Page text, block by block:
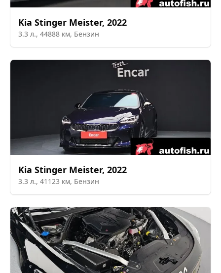
Kia Stinger Meister, 2022
3.3 л., 44888 км, Бензин
Kia Stinger Meister, 2022
3.3 л., 41123 км, Бензин